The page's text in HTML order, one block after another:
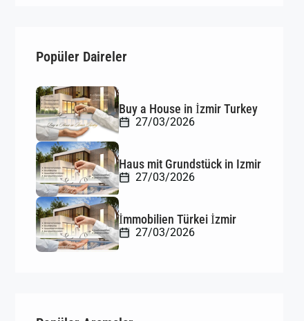
Popüler Daireler
Buy a House in İzmir Turkey
27/03/2026
Haus mit Grundstück in Izmir
27/03/2026
İmmobilien Türkei İzmir
27/03/2026